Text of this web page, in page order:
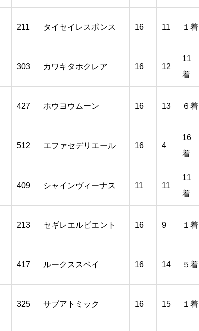
211 タイセイレスポンス 16 11 １着
303 カワキタホクレア 16 12
11
着
427 ホウヨウムーン 16 13 ６着
512 エファセデリエール 16 4
16
着
409 シャインヴィーナス 11 11
11
着
213 セギレエルビエント 16 9 １着
417 ルークススペイ 16 14 ５着
325 サブアトミック 16 15 １着